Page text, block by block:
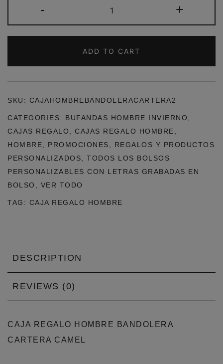
-
HOMBRE
BANDOLERA
Y
CARTERA
CAMEL
+
ADD TO CART
SKU: CAJAHOMBREBANDOLERACARTERA2
CATEGORIES: BUFANDAS HOMBRE INVIERNO
CAJAS REGALO
CAJAS REGALO HOMBRE
HOMBRE
PROMOCIONES
REGALOS Y PRODUCTOS
PERSONALIZADOS
TODOS LOS BOLSOS
PERSONALIZABLES CON LETRAS GRABADAS EN
BOLSO
VER TODO
TAG: CAJA REGALO HOMBRE
DESCRIPTION
REVIEWS (0)
CAJA REGALO HOMBRE BANDOLERA
CARTERA CAMEL